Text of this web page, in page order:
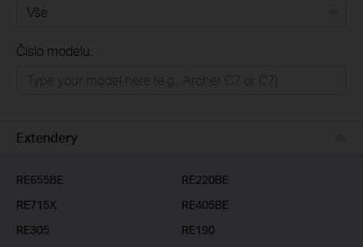
Business
Číslo modelu:
Extendery
RE655BE
RE220BE
RE715X
RE405BE
RE305
RE190